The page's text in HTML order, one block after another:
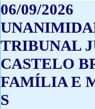
06/09/2026
TRIBUNAL
CASTELO
FAMÍLIA E
S